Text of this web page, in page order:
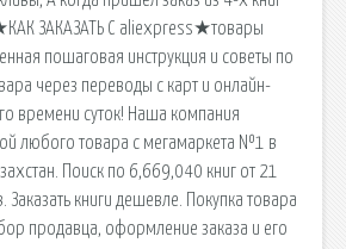
ЗАКАЗАТЬ С aliexpress★товары
пошаговая инструкция и советы по
через переводы с карт и онлайн-
времени суток! Наша компания
любого товара с мегамаркета №1 в
Поиск по 6,669,040 книг от 21
Заказать книги дешевле. Покупка товара
продавца, оформление заказа и его